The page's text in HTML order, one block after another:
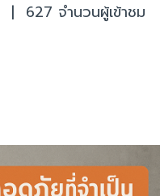
| 627 จำนวนผู้เข้าชม